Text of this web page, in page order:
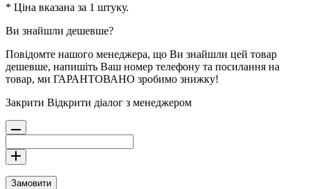
* Ціна вказана за 1 штуку.
Ви знайшли дешевше?
Повідомте нашого менеджера, що Ви знайшли цей товар
дешевше, напишіть Ваш номер телефону та посилання на
товар, ми ГАРАНТОВАНО зробимо знижку!
Закрити Відкрити діалог з менеджером
Замовити